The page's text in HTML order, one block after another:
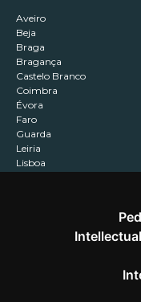
Aveiro
Beja
Braga
Bragança
Castelo Branco
Coimbra
Évora
Faro
Guarda
Leiria
Lisboa
Contactos